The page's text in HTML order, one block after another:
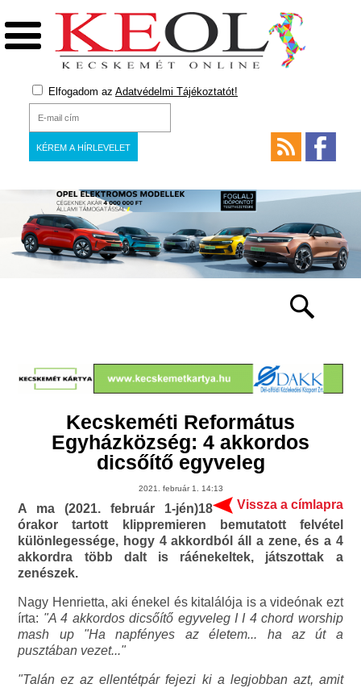
Elfogadom az Adatvédelmi Tájékoztatót!
Kecskeméti Református
Egyházközség: 4 akkordos
dicsőítő egyveleg
2021. február 1. 14:13
Vissza a címlapra
A ma (2021. február 1-jén)18
órakor tartott klippremieren bemutatott felvétel
különlegessége, hogy 4 akkordból áll a zene, és a 4
akkordra több dalt is ráénekeltek, játszottak a
zenészek.
Nagy Henrietta, aki énekel és kitalálója is a videónak ezt
írta: "A 4 akkordos dicsőítő egyveleg I I 4 chord worship
mash up "Ha napfényes az életem... ha az út a
pusztában vezet..."
"Talán ez az ellentétpár fejezi ki a legjobban azt, amit